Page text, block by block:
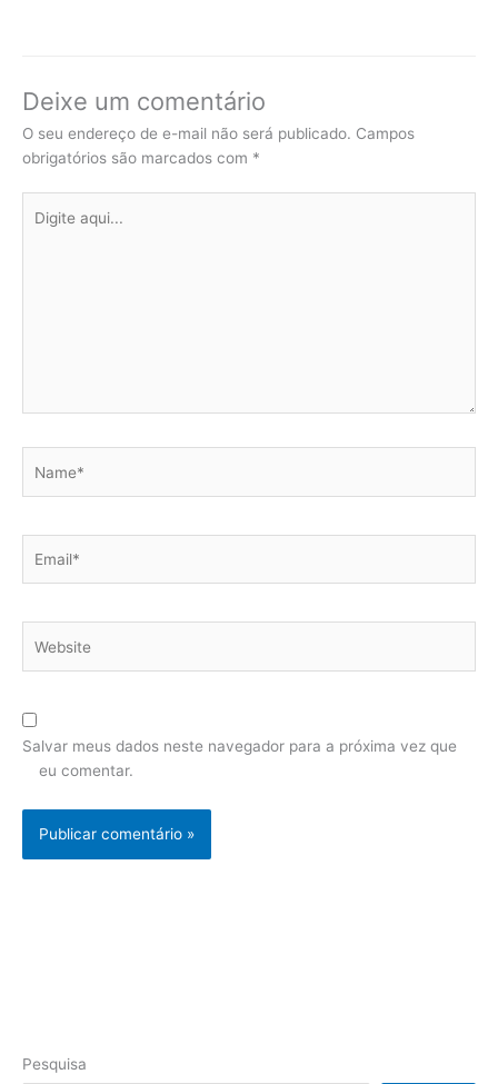
Pesquisa
Deixe um comentário
O seu endereço de e-mail não será publicado. Campos
obrigatórios são marcados com *
aqui...
Salvar meus dados neste navegador para a próxima vez que
eu comentar.